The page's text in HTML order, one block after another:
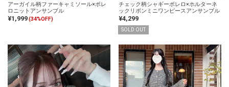
アーガイル柄ファーキャミソール×ボレ
ロニットアンサンブル
¥1,999(34%OFF)
チェック柄シャギーボレロ×ホルターネ
ックリボンミニワンピースアンサンブル
¥4,299
SOLD OUT